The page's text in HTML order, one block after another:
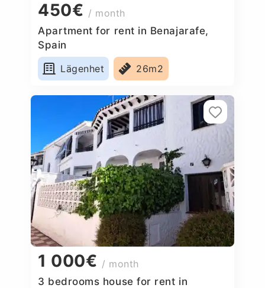
450€ / month
Apartment for rent in Benajarafe,
Spain
Lägenhet
26m2
1 000€ / month
3 bedrooms house for rent in